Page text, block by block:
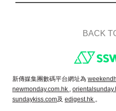
BACK
新傳媒集團數碼平台網址為
newmonday.com.hk ,
sundaykiss.com及 edigest.hk 。